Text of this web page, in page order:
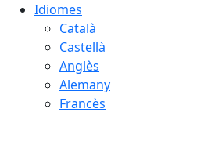
Idiomes
Català
Castellà
Anglès
Alemany
Francès